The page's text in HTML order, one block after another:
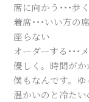
席に向かう･･･歩
着席･･･いい方の
座らない
オーダーする･･･
優しく。時間がか
僕もなんです。ゆ
温かいのと冷たい